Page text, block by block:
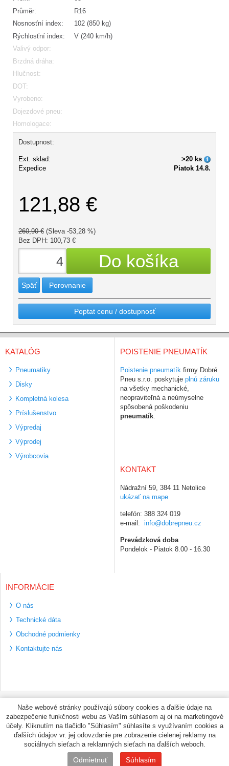
Průměr:
R16
Nosnosťní index:
102 (850 kg)
Rýchlosťní index:
V (240 km/h)
Valivý odpor:
Brzdná dráha:
Hlučnost:
DOT:
Vyrobeno:
Dojezdové pneu:
Homologace:
Dostupnost:
Ext. sklad:
>20 ks
Expedice
Piatok 14.8.
121,88 €
260,90 € (Sleva -53,28 %)
Bez DPH: 100,73 €
Späť Porovnanie
Poptat cenu / dostupnosť
KATALÓG
Pneumatiky
Disky
Kompletná kolesa
Príslušenstvo
Výpredaj
Výprodej
Výrobcovia
POISTENIE PNEUMATÍK
Poistenie pneumatík firmy Dobré
Pneu s.r.o. poskytuje plnú záruku
na všetky mechanické,
neopraviteľná a neúmyselne
spôsobená poškodeniu
pneumatík
KONTAKT
Nádražní 59, 384 11 Netolice
ukázať na mape
telefón: 388 324 019
e-mail: info@dobrepneu.cz
Prevádzková doba
Pondelok - Piatok 8.00 - 16.30
INFORMÁCIE
O nás
Technické dáta
Obchodné podmienky
Kontaktujte nás
Bezpečné platební
metody
Využíváme zasílání
PPL
© PNEUMAX.SK 2026 by
Naše webové stránky používajú súbory cookies a ďalšie údaje na
zabezpečenie funkčnosti webu as Vaším súhlasom aj oi na marketingové
účely. Kliknutím na tlačidlo "Súhlasím" súhlasíte s využívaním cookies a
ďalších údajov vr. jej odovzdanie pre zobrazenie cielenej reklamy na
sociálnych sieťach a reklamných sieťach na ďalších weboch.
Odmietnuť Súhlasím